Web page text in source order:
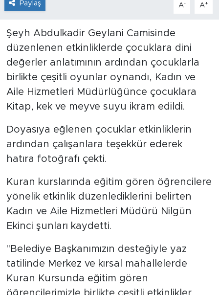
Paylaş A- A+
Şeyh Abdulkadir Geylani Camisinde
düzenlenen etkinliklerde çocuklara dini
değerler anlatımının ardından çocuklarla
birlikte çeşitli oyunlar oynandı, Kadın ve
Aile Hizmetleri Müdürlüğünce çocuklara
Kitap, kek ve meyve suyu ikram edildi.
Doyasıya eğlenen çocuklar etkinliklerin
ardından çalışanlara teşekkür ederek
hatıra fotoğrafı çekti.
Kuran kurslarında eğitim gören öğrencilere
yönelik etkinlik düzenlediklerini belirten
Kadın ve Aile Hizmetleri Müdürü Nilgün
Ekinci şunları kaydetti.
''Belediye Başkanımızın desteğiyle yaz
tatilinde Merkez ve kırsal mahallelerde
Kuran Kursunda eğitim gören